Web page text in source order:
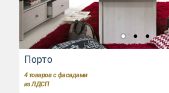
Порто
4 товаров с фасадами
из ЛДСП